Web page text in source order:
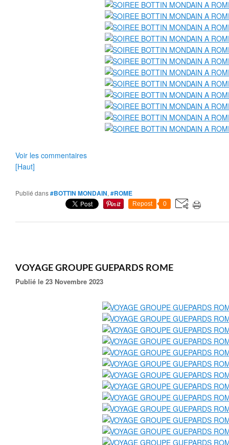
Voir les commentaires
[Haut]
Publié dans#BOTTIN MONDAIN, #ROME
Repost 0
VOYAGE GROUPE GUEPARDS ROME
Publié le 23 Novembre 2023